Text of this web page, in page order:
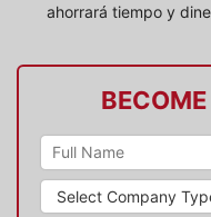
ahorrará tiempo y
BECOME